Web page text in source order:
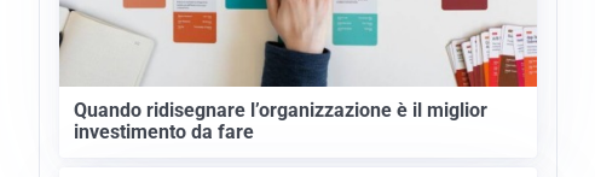
Quando ridisegnare l’organizzazione è il miglior
investimento da fare